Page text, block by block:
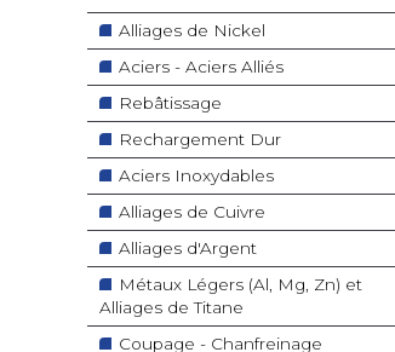
Alliages de Nickel
Aciers - Aciers Alliés
Rebâtissage
Rechargement Dur
Aciers Inoxydables
Alliages de Cuivre
Alliages d'Argent
Métaux Légers (Al, Mg, Zn) et
Alliages de Titane
Coupage - Chanfreinage